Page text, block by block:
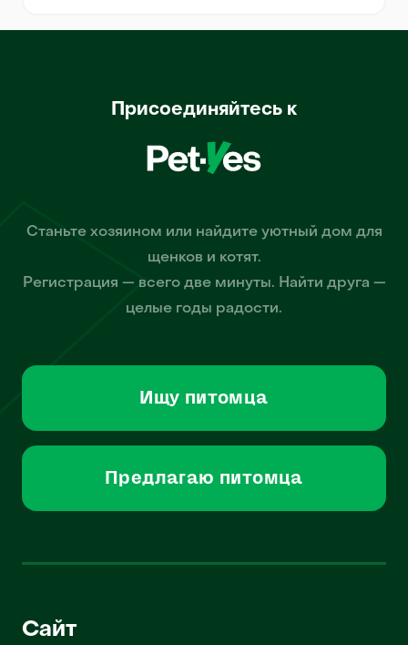
Присоединяйтесь к
Станьте хозяином или найдите уютный дом для
щенков и котят.
Регистрация — всего две минуты. Найти друга —
целые годы радости.
Ищу питомца
Предлагаю питомца
Сайт